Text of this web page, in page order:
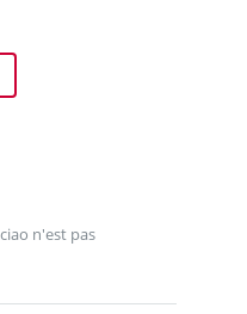
n'est pas